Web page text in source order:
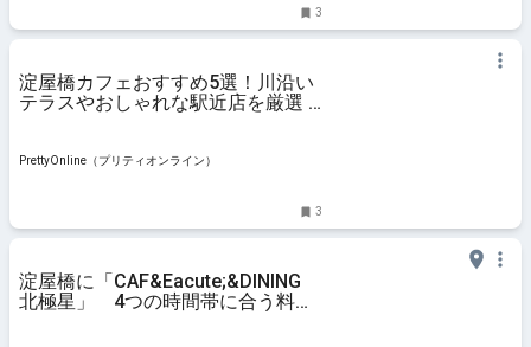
3
淀屋橋カフェおすすめ5選！川沿い
テラスやおしゃれな駅近店を厳選 |
PrettyOnline（プリティオンライン）
3
淀屋橋に「CAF&Eacute;&DINING
北極星」 4つの時間帯に合う料理